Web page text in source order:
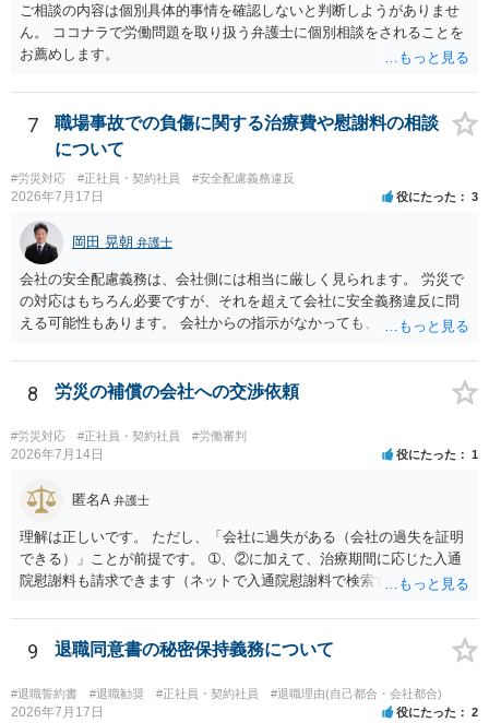
ご相談の内容は個別具体的事情を確認しないと判断しようがありませ
ん。 ココナラで労働問題を取り扱う弁護士に個別相談をされることを
お薦めします。
7
職場事故での負傷に関する治療費や慰謝料の相談
について
#労災対応 #正社員・契約社員 #安全配慮義務違反
2026年7月17日 役にたった 3
岡田 晃朝 弁護士
会社の安全配慮義務は、会社側には相当に厳しく見られます。 労災で
の対応はもちろん必要ですが、それを超えて会社に安全義務違反に問
える可能性もあります。 会社からの指示がなかっても、逆に危険な作
実地指導をしていないことが問題になった事例もあります。ですの
で、指示が無ければ免責されるわけではありません。責任追及の交渉
8 労災の補償の会社への交渉依頼
#労災対応 #正社員・契約社員 #労働審判
2026年7月14日 役にたった 1
匿名A 弁護士
理解は正しいです。 ただし、「会社に過失がある（会社の過失を証明
できる）」ことが前提です。 ➀、②に加えて、治療期間に応じた入通
院慰謝料も請求できます（ネットで入通院慰謝料で検索すると詳しい
後遺障害慰謝料も請求できます。これらは後遺障害の等級、あなたの
収入、年齢等で大きく変わりますので一般的にいくらとは言えませ
ん。 弁護士に依頼する費用はそれぞれの弁護士で異なるので個別に聞
いてみるしかありませんが、旧日弁連規準を使った着手金・成功報酬
方式と着手金ゼロまたは少額で成功報酬大目の方式のどちらかが多い
9 退職同意書の秘密保持義務について
#退職誓約書 #退職勧奨 #正社員・契約社員 #退職理由(自己都合・会社都合)
2026年7月17日 役にたった 2